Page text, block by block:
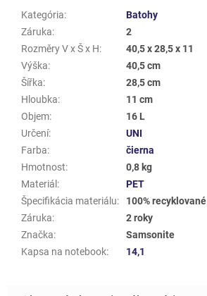
Kategória:
Batohy
Záruka:
2
Rozměry V x Š x H:
40,5 x 28,5 x 11
Výška:
40,5 cm
Šířka:
28,5 cm
Hloubka:
11 cm
Objem:
16 L
Určení:
UNI
Farba:
čierna
Hmotnost:
0,8 kg
Materiál :
PET
Špecifikácia materiálu:
100%
Záruka:
2 roky
Značka:
Samsonite
Kapsa na notebook: 14,1